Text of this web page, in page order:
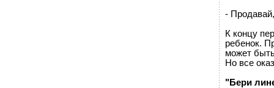
-
К концу
ребенок.
может
Но все
"Бери